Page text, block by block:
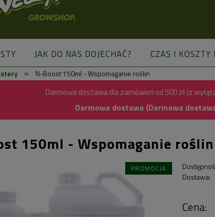
JAK DO NAS DOJECHAĆ? CZAS I KOSZTY
BLOG
» N-Boost 150ml - Wspomaganie roślin
Darmowa dostawa dla zamówień od 500 zł (z
Darmowa dostawa (Darmowa
150ml - Wspomaganie roślin
PROMOCJA
Dostawa:
Cena: